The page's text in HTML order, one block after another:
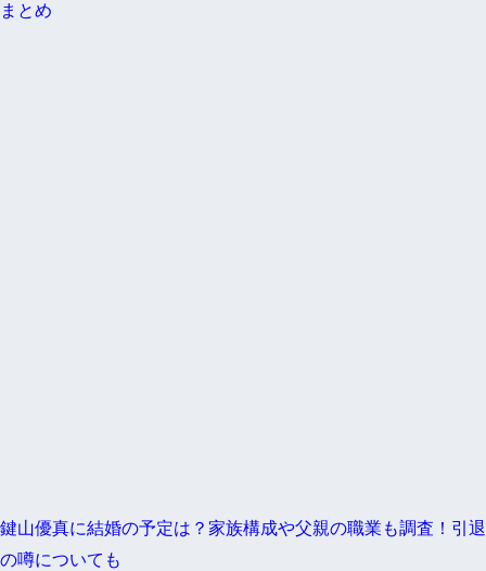
まとめ
鍵山優真に結婚の予定は？家族構成や父親の職業も調査！引退
の噂についても